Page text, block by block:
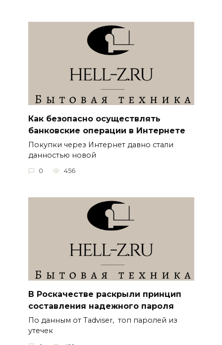
Как безопасно осуществлять
банковские операции в Интернете
Покупки через Интернет давно стали
данностью новой
0 456
В Роскачестве раскрыли принцип
составления надежного пароля
По данным от Tadviser, топ паролей из
утечек